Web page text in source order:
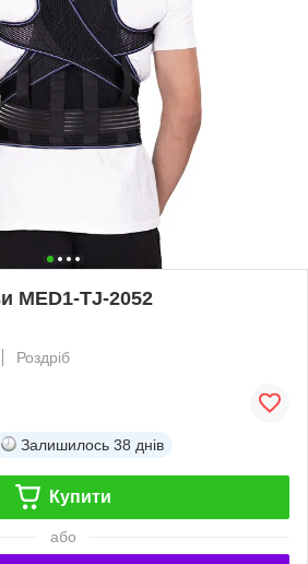
MED1-TJ-2052
Роздріб
Залишилось 38 днів
Купити
або